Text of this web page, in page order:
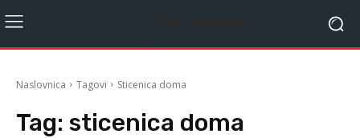
Naslovnica Tagovi Sticenica doma
Tag: sticenica doma